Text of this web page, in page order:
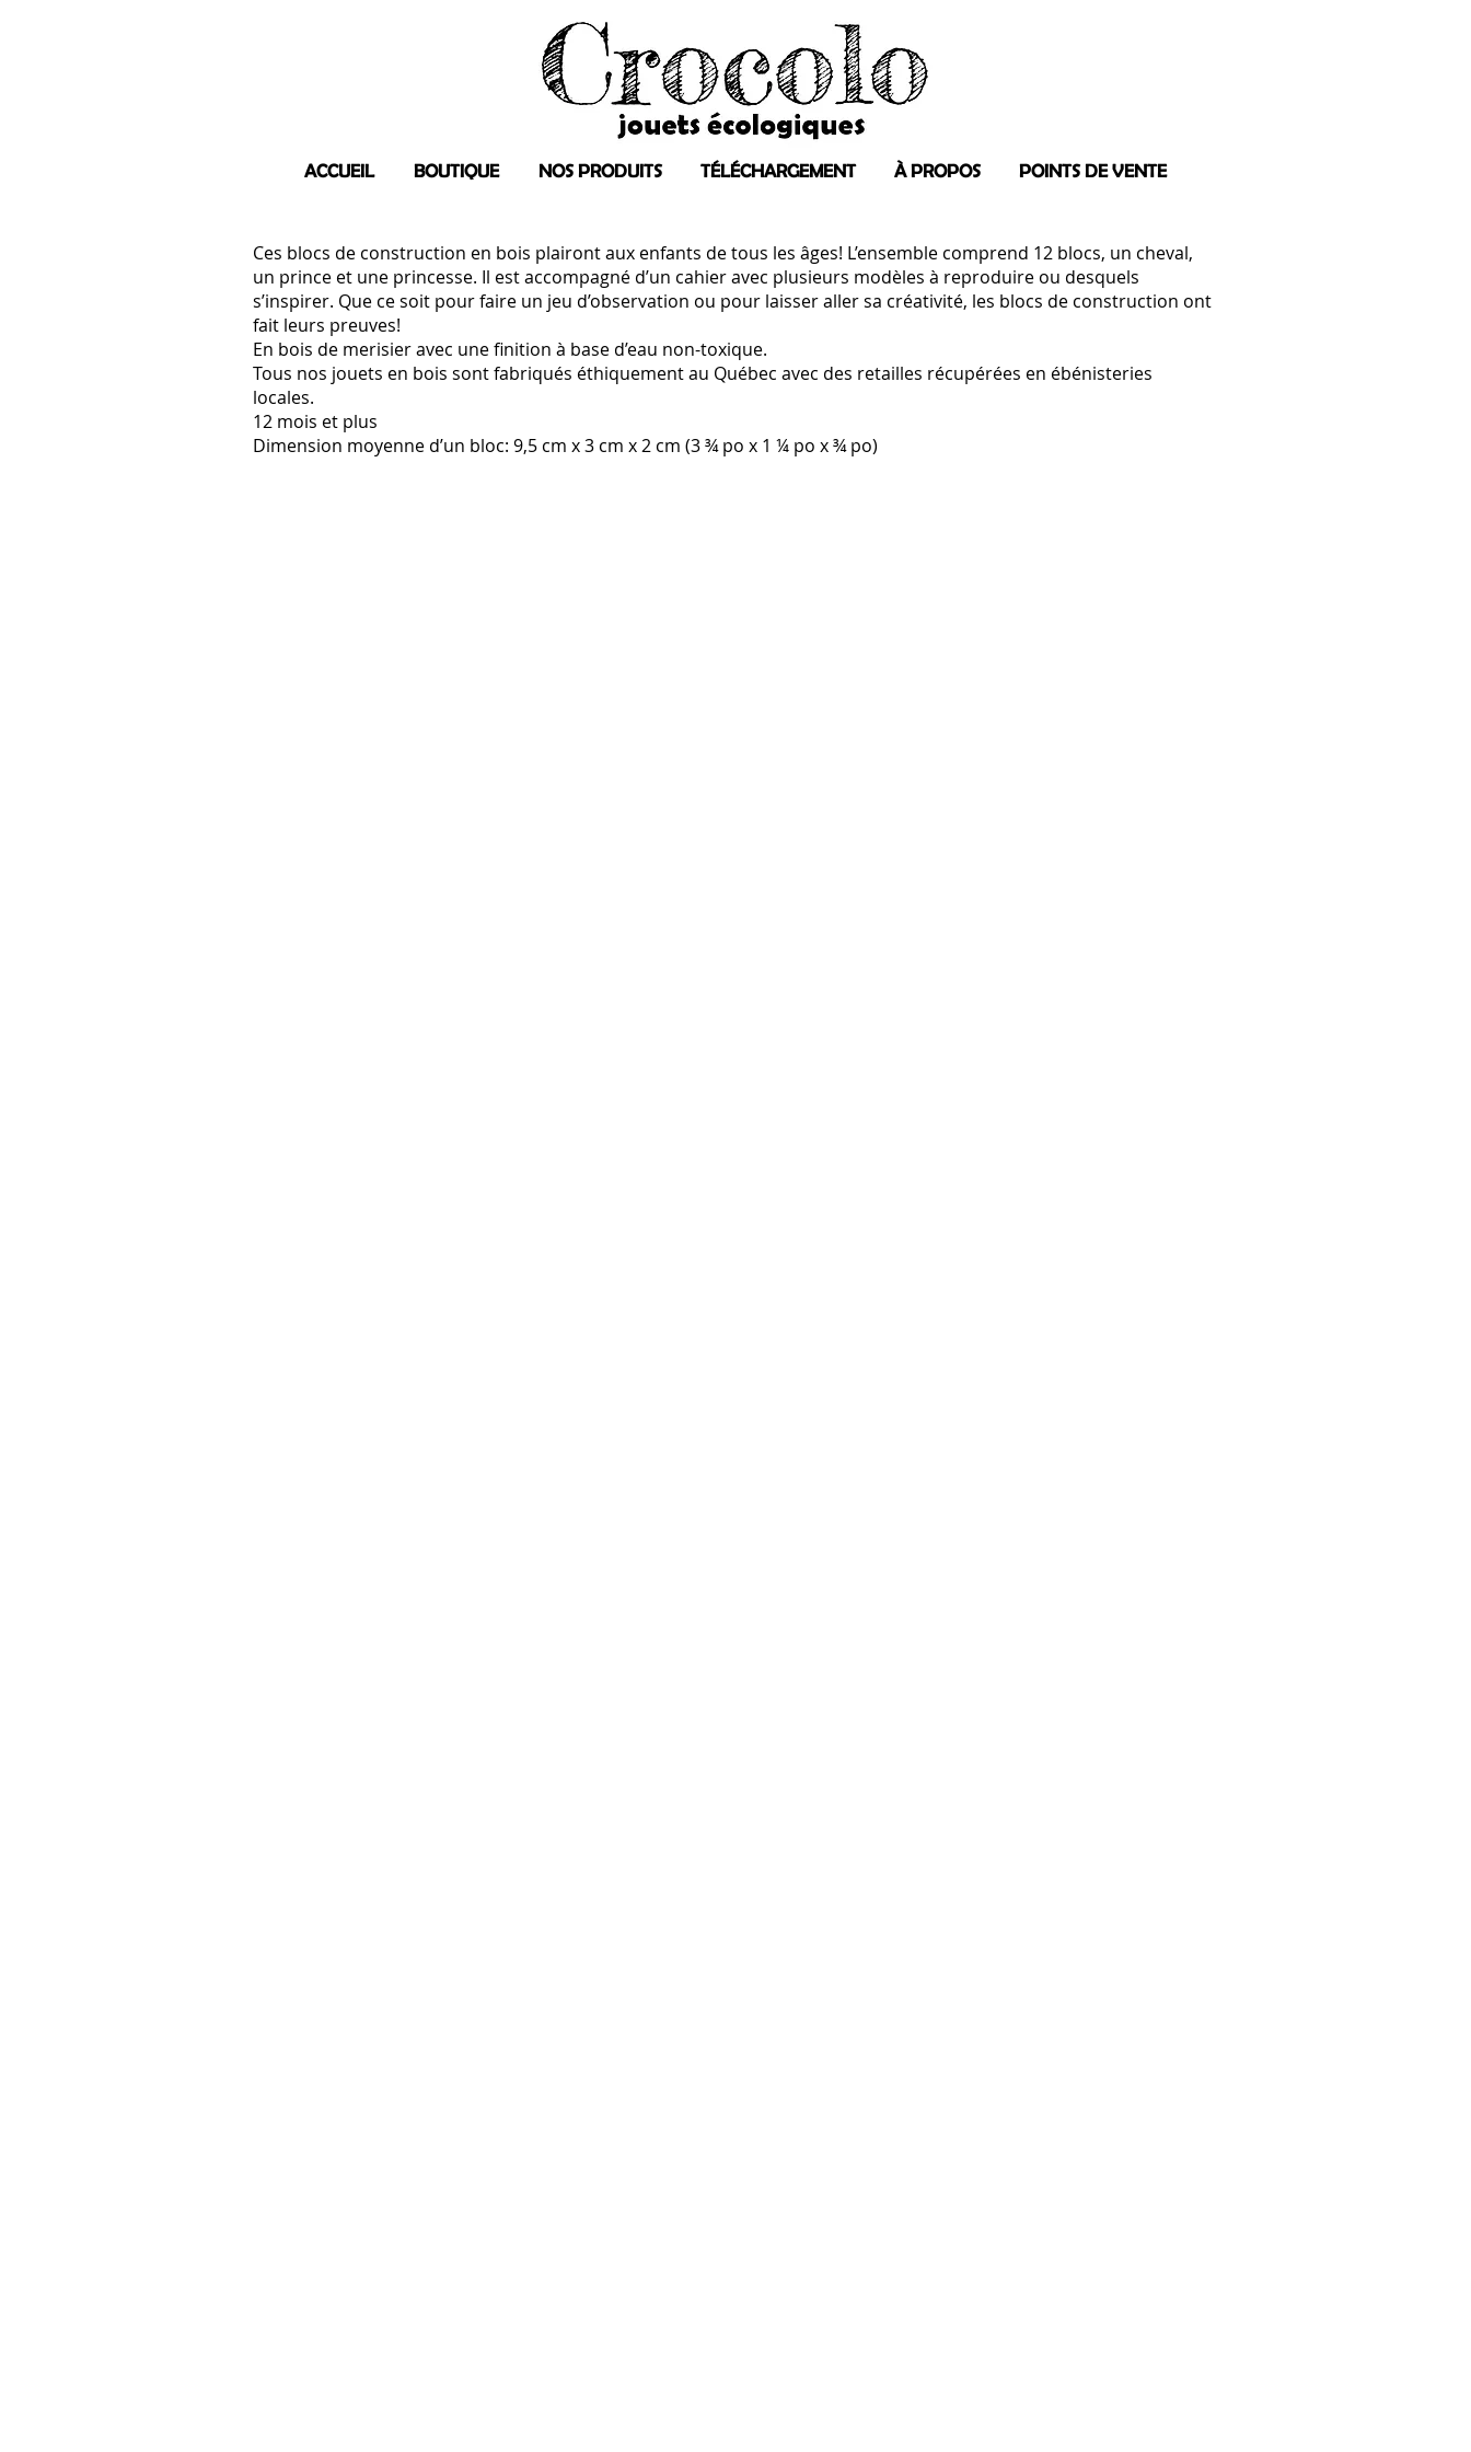
ACCUEIL BOUTIQUE NOS PRODUITS TÉLÉCHARGEMENT À PROPOS POINTS DE VENTE
Ces blocs de construction en bois plairont aux enfants de tous les âges! L’ensemble comprend 12 blocs, un cheval,
un prince et une princesse. Il est accompagné d’un cahier avec plusieurs modèles à reproduire ou desquels
s’inspirer. Que ce soit pour faire un jeu d’observation ou pour laisser aller sa créativité, les blocs de construction ont
fait leurs preuves!
En bois de merisier avec une finition à base d’eau non-toxique.
Tous nos jouets en bois sont fabriqués éthiquement au Québec avec des retailles récupérées en ébénisteries
locales.
12 mois et plus
Dimension moyenne d’un bloc: 9,5 cm x 3 cm x 2 cm (3 ¾ po x 1 ¼ po x ¾ po)